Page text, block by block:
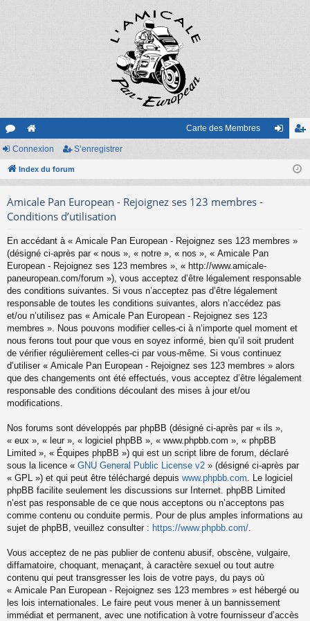
or
u
s
e
sit
Carte des Membres
nr
Connexion S’enregistrer
Index du forum
Amicale Pan European - Rejoignez ses 123 membres -
Conditions d’utilisation
En accédant à « Amicale Pan European - Rejoignez ses 123 membres »
(désigné ci-après par « nous », « notre », « nos », « Amicale Pan
European - Rejoignez ses 123 membres », « http://www.amicale-
paneuropean.com/forum »), vous acceptez d’être légalement responsable
des conditions suivantes. Si vous n’acceptez pas d’être légalement
responsable de toutes les conditions suivantes, alors n’accédez pas
et/ou n’utilisez pas « Amicale Pan European - Rejoignez ses 123
membres ». Nous pouvons modifier celles-ci à n’importe quel moment et
nous ferons tout pour que vous en soyez informé, bien qu’il soit prudent
de vérifier régulièrement celles-ci par vous-même. Si vous continuez
d’utiliser « Amicale Pan European - Rejoignez ses 123 membres » alors
que des changements ont été effectués, vous acceptez d’être légalement
responsable des conditions découlant des mises à jour et/ou
modifications.
Nos forums sont développés par phpBB (désigné ci-après par « ils »,
« eux », « leur », « logiciel phpBB », « www.phpbb.com », « phpBB
Limited », « Équipes phpBB ») qui est un script libre de forum, déclaré
sous la licence « GNU General Public License v2 » (désigné ci-après par
« GPL ») et qui peut être téléchargé depuis www.phpbb.com . Le logiciel
phpBB facilite seulement les discussions sur Internet. phpBB Limited
n’est pas responsable de ce que nous acceptons ou n’acceptons pas
comme contenu ou conduite permis. Pour de plus amples informations au
sujet de phpBB, veuillez consulter : https://www.phpbb.com/
Vous acceptez de ne pas publier de contenu abusif, obscène, vulgaire,
diffamatoire, choquant, menaçant, à caractère sexuel ou tout autre
contenu qui peut transgresser les lois de votre pays, du pays où
« Amicale Pan European - Rejoignez ses 123 membres » est hébergé ou
les lois internationales. Le faire peut vous mener à un bannissement
immédiat et permanent, avec une notification à votre fournisseur d’accès